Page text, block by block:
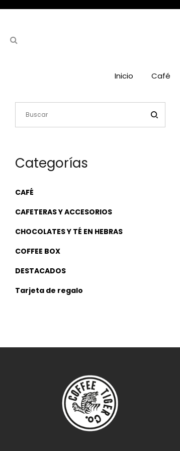
Inicio Café
Categorías
CAFÉ
CAFETERAS Y ACCESORIOS
CHOCOLATES Y TÉ EN HEBRAS
COFFEE BOX
DESTACADOS
Tarjeta de regalo